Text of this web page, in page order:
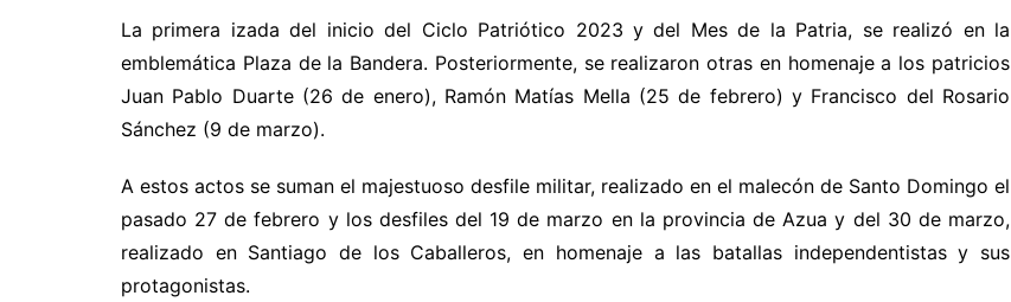
La primera izada del inicio del Ciclo Patriótico 2023 y del Mes de la Patria, se realizó en la
emblemática Plaza de la Bandera. Posteriormente, se realizaron otras en homenaje a los patricios
Juan Pablo Duarte (26 de enero), Ramón Matías Mella (25 de febrero) y Francisco del Rosario
Sánchez (9 de marzo).
A estos actos se suman el majestuoso desfile militar, realizado en el malecón de Santo Domingo el
pasado 27 de febrero y los desfiles del 19 de marzo en la provincia de Azua y del 30 de marzo,
realizado en Santiago de los Caballeros, en homenaje a las batallas independentistas y sus
protagonistas.